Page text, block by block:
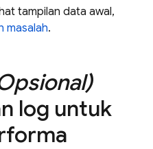
tampilan data awal,
masalah.
log untuk